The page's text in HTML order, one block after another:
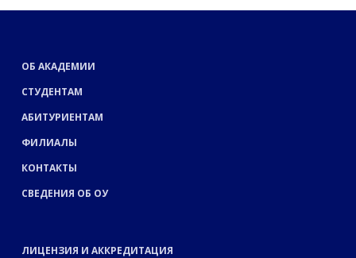
ОБ АКАДЕМИИ
СТУДЕНТАМ
АБИТУРИЕНТАМ
ФИЛИАЛЫ
КОНТАКТЫ
СВЕДЕНИЯ ОБ ОУ
ЛИЦЕНЗИЯ И АККРЕДИТАЦИЯ